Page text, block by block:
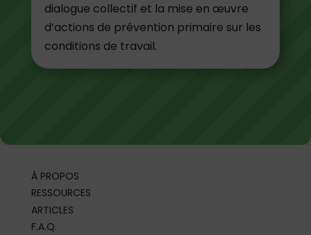
dialogue collectif et la mise en œuvre
d’actions de prévention primaire sur les
conditions de travail.
À PROPOS
RESSOURCES
ARTICLES
F.A.Q.